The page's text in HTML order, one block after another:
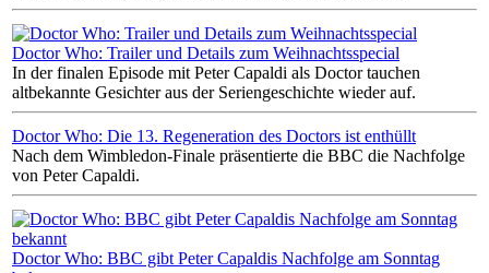
Doctor Who: Trailer und Details zum Weihnachtsspecial
In der finalen Episode mit Peter Capaldi als Doctor tauchen
altbekannte Gesichter aus der Seriengeschichte wieder auf.
Doctor Who: Die 13. Regeneration des Doctors ist enthüllt
Nach dem Wimbledon-Finale präsentierte die BBC die Nachfolge
von Peter Capaldi.
Doctor Who: BBC gibt Peter Capaldis Nachfolge am Sonntag